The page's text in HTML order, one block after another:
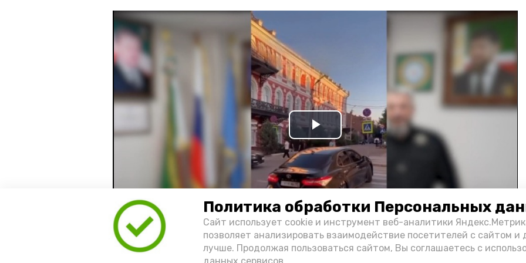
Политика обработки Персональных
Сайт использует cookie и инструмент веб-аналитики
позволяет анализировать взаимодействие посетителей с сайтом и
лучше. Продолжая пользоваться сайтом, Вы соглашаетесь с
Play
Video
Видео: управление пресс-службы и информации администрации губернатора АО